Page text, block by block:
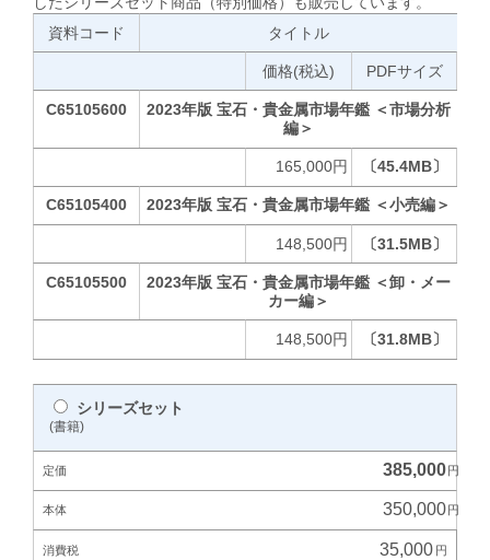
資料コード
タイトル
価格(税込) PDFサイズ
C65105600
2023年版 宝石・貴金属市場年鑑 ＜市場分析
編＞
165,000円 〔45.4MB〕
C65105400 2023年版 宝石・貴金属市場年鑑 ＜小売編＞
148,500円 〔31.5MB〕
C65105500
2023年版 宝石・貴金属市場年鑑 ＜卸・メー
カー編＞
148,500円 〔31.8MB〕
シリーズセット
(書籍)
385,000
350,000
35,000